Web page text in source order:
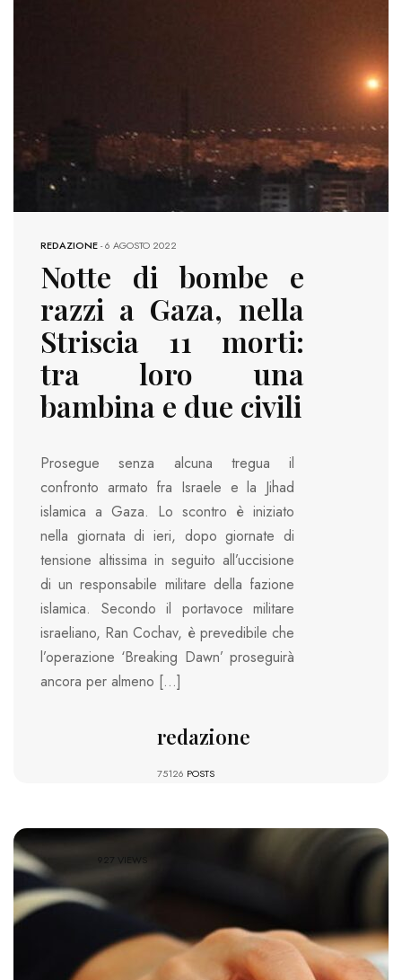
REDAZIONE-6 AGOSTO 2022
Notte di bombe e
razzi a Gaza, nella
Striscia 11 morti:
tra loro una
bambina e due civili
Prosegue senza alcuna tregua il
confronto armato fra Israele e la Jihad
islamica a Gaza. Lo scontro è iniziato
nella giornata di ieri, dopo giornate di
tensione altissima in seguito all’uccisione
di un responsabile militare della fazione
islamica. Secondo il portavoce militare
israeliano, Ran Cochav, è prevedibile che
l’operazione ‘Breaking Dawn’ proseguirà
ancora per almeno […]
redazione
75126 POSTS
927 VIEWS